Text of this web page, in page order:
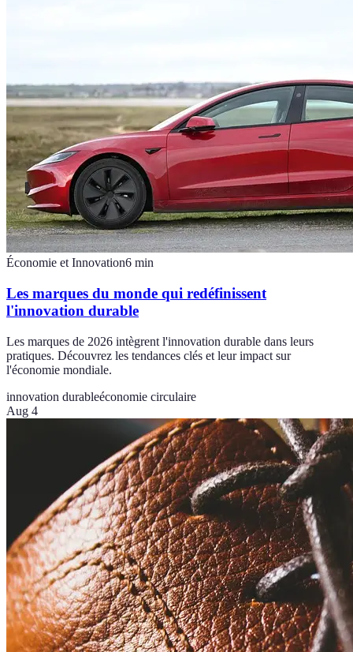
Économie et Innovation6 min
Les marques du monde qui redéfinissent
l'innovation durable
Les marques de 2026 intègrent l'innovation durable dans leurs
pratiques. Découvrez les tendances clés et leur impact sur
l'économie mondiale.
innovation durableéconomie circulaire
Aug 4